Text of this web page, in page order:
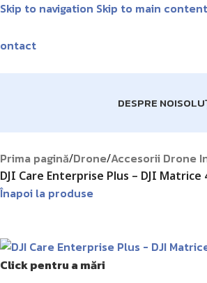
Skip to navigation Skip to main content
DESPRE NOI
Prima pagină/Drone/Accesorii Drone
DJI Care Enterprise Plus – DJI Matrice
Înapoi la produse
Click pentru a mări